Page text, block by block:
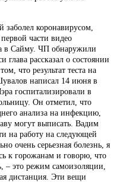
коронавирусом,
части видео
в Сайму. ЧП обнаружили
глава рассказал о состоянии
что результат теста на
написал 14 июня в
госпитализировали в
Он отметил, что
анализа на инфекцию,
могут выписать. Вадим
на работу на следующей
очень серьезная болезнь, я
к горожанам и говорю, что
– это режим самоизоляции,
дистанция. Эти вещи